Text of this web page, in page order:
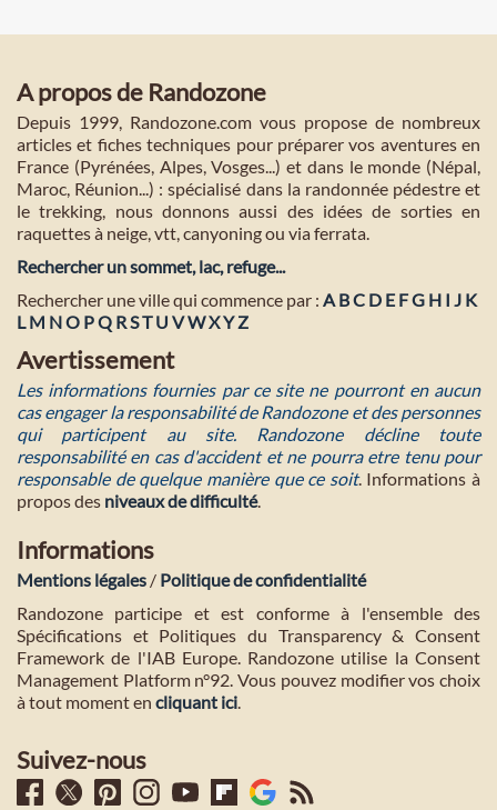
A propos de Randozone
Depuis 1999, Randozone.com vous propose de nombreux
articles et fiches techniques pour préparer vos aventures en
France (Pyrénées, Alpes, Vosges...) et dans le monde (Népal,
Maroc, Réunion...) : spécialisé dans la randonnée pédestre et
le trekking, nous donnons aussi des idées de sorties en
raquettes à neige, vtt, canyoning ou via ferrata.
Rechercher un sommet, lac, refuge...
Rechercher une ville qui commence par : A BC D E FG H I J K
L M NO PQ RST U VWXYZ
Avertissement
Les informations fournies par ce site ne pourront en aucun
cas engager la responsabilité de Randozone et des personnes
qui participent au site. Randozone décline toute
responsabilité en cas d'accident et ne pourra etre tenu pour
responsable de quelque manière que ce soit. Informations à
propos des niveaux de difficulté.
Informations
Mentions légales / Politique de confidentialité
Randozone participe et est conforme à l'ensemble des
Spécifications et Politiques du Transparency & Consent
Framework de l'IAB Europe. Randozone utilise la Consent
Management Platform n°92. Vous pouvez modifier vos choix
à tout moment en cliquant ici.
Suivez-nous